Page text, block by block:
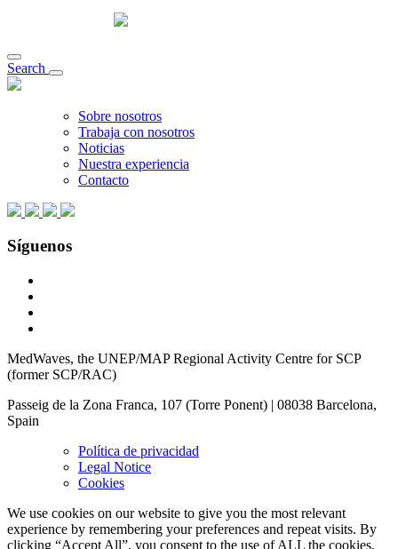
Search
Sobre nosotros
Trabaja con nosotros
Noticias
Nuestra experiencia
Contacto
Síguenos
MedWaves, the UNEP/MAP Regional Activity Centre for SCP
(former SCP/RAC)
Passeig de la Zona Franca, 107 (Torre Ponent) | 08038 Barcelona,
Spain
Política de privacidad
Legal Notice
Cookies
We use cookies on our website to give you the most relevant
experience by remembering your preferences and repeat visits. By
clicking “Accept All”, you consent to the use of ALL the cookies.